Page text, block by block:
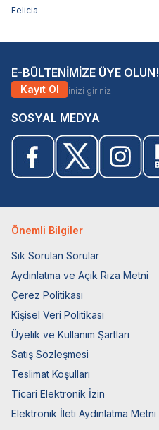
Felicia
E-BÜLTENİMİZE ÜYE OLUN!
Kayıt Ol
SOSYAL MEDYA
Önemli Bilgiler
Sık Sorulan Sorular
Aydınlatma ve Açık Rıza Metni
Çerez Politikası
Kişisel Veri Politikası
Üyelik ve Kullanım Şartları
Satış Sözleşmesi
Teslimat Koşulları
Ticari Elektronik İzin
Elektronik İleti Aydınlatma Metni